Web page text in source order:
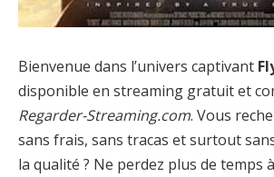
Bienvenue dans l’univers captivant
disponible en streaming gratuit et
Regarder-Streaming.com. Vous
sans frais, sans tracas et surtout
la qualité ? Ne perdez plus de temps